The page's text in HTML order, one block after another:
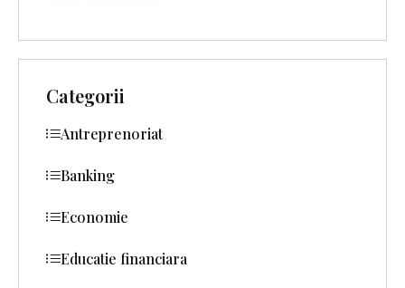
Categorii
Antreprenoriat
Banking
Economie
Educatie financiara